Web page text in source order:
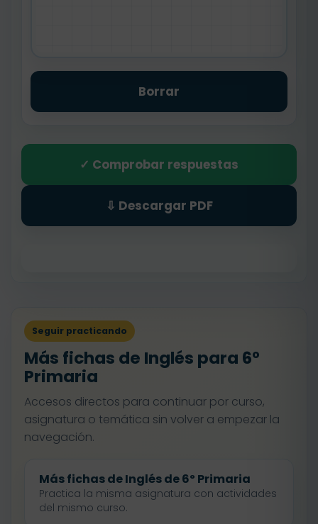
Borrar
✓ Comprobar respuestas
⇩ Descargar PDF
Seguir practicando
Más fichas de Inglés para 6º
Primaria
Accesos directos para continuar por curso,
asignatura o temática sin volver a empezar la
navegación.
Más fichas de Inglés de 6º Primaria
Practica la misma asignatura con actividades
del mismo curso.